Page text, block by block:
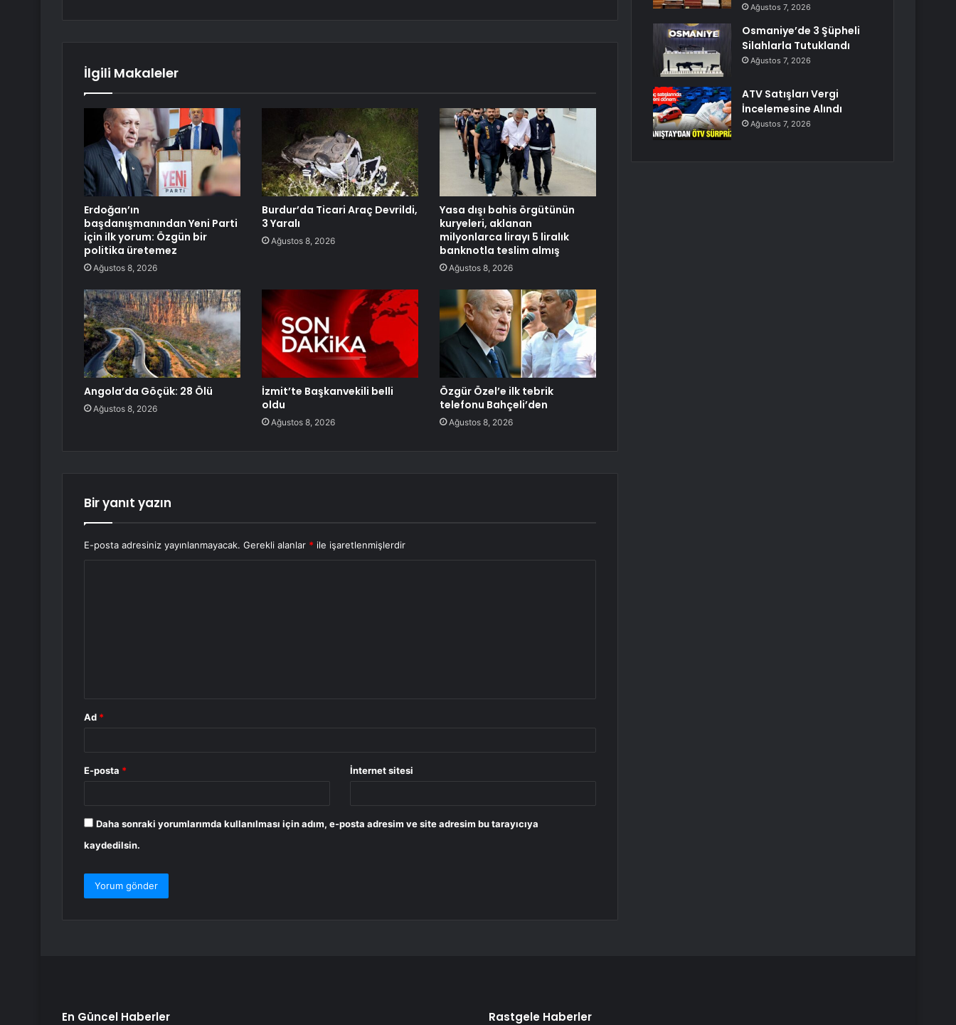
İlgili Makaleler
Erdoğan’ın
başdanışmanından Yeni Parti
için ilk yorum: Özgün bir
politika üretemez
Ağustos 8, 2026
Burdur’da Ticari Araç Devrildi,
3 Yaralı
Ağustos 8, 2026
Yasa dışı bahis örgütünün
kuryeleri, aklanan
milyonlarca lirayı 5 liralık
banknotla teslim almış
Ağustos 8, 2026
Angola’da Göçük: 28 Ölü
Ağustos 8, 2026
İzmit’te Başkanvekili belli
oldu
Ağustos 8, 2026
Özgür Özel’e ilk tebrik
telefonu Bahçeli’den
Ağustos 8, 2026
Bir yanıt yazın
E-posta adresiniz yayınlanmayacak. Gerekli alanlar * ile işaretlenmişlerdir
Ad *
E-posta * İnternet sitesi
Daha sonraki yorumlarımda kullanılması için adım, e-posta adresim ve site adresim bu tarayıcıya
kaydedilsin.
Ağustos 7, 2026
Osmaniye’de 3 Şüpheli
Silahlarla Tutuklandı
Ağustos 7, 2026
ATV Satışları Vergi
İncelemesine Alındı
Ağustos 7, 2026
En Güncel Haberler Rastgele Haberler